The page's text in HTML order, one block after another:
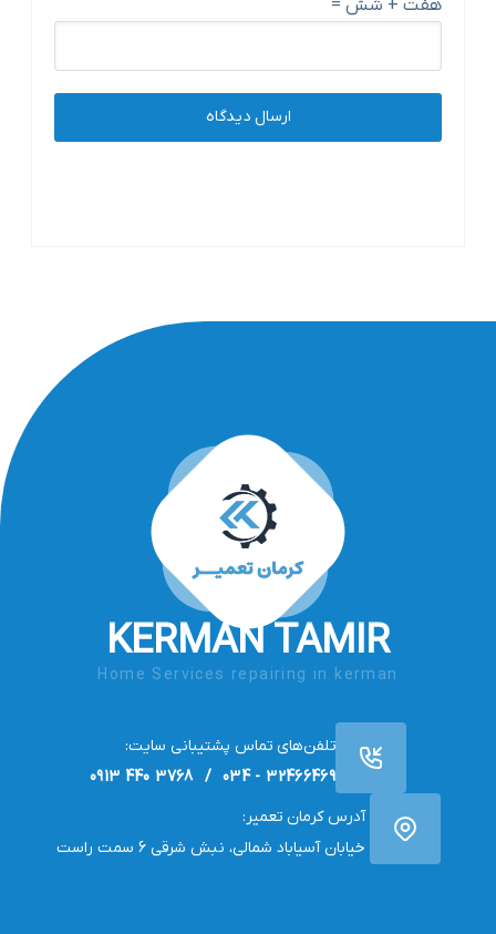
هفت + شش =
KERMAN TAMIR
Home Services repairing in kerman
تلفن‌های تماس پشتیبانی سایت:
32466469 - 034 / 3768 440 0913
آدرس کرمان تعمیر:
خیابان آسیاباد شمالی، نبش شرقی 6 سمت راست